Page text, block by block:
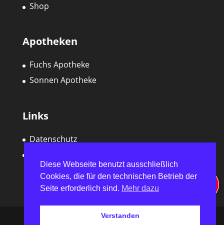
Shop
Apotheken
Fuchs Apotheke
Sonnen Apotheke
Links
Datenschutz
Diese Webseite benutzt ausschließlich
Cookies, die für den technischen Betrieb der
Seite erforderlich sind. Mehr dazu
Verstanden